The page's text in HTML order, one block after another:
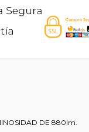
DE 880lm.